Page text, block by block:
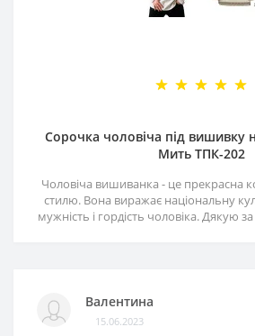
Сорочка чоловіча під вишивку
Мить ТПК-202
Чоловіча вишиванка - це прекрасна
стилю. Вона виражає національну
мужність і гордість чоловіка. Дякую
Валентина
15.06.2023